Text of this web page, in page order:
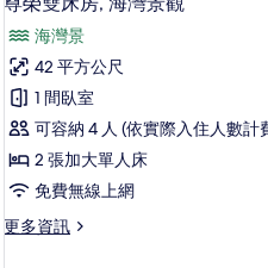
的
詳
情
示
尊
榮
雙
床
房,
灣
海灣景
42 平方公尺
1 間臥室
可容納 4 人 (依實際入住人數計
2 張加大單人床
免費無線上網
更多資訊
更